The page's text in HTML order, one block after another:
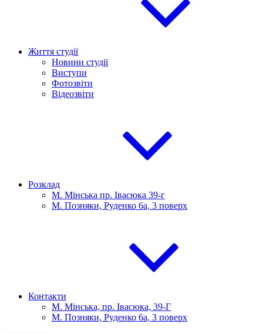
Життя студії
Новини студії
Виступи
Фотозвіти
Відеозвіти
Розклад
М. Мінська пр. Івасюка 39-г
М. Позняки, Руденко 6а, 3 поверх
Контакти
М. Мінська, пр. Івасюка, 39-Г
М. Позняки, Руденко 6а, 3 поверх